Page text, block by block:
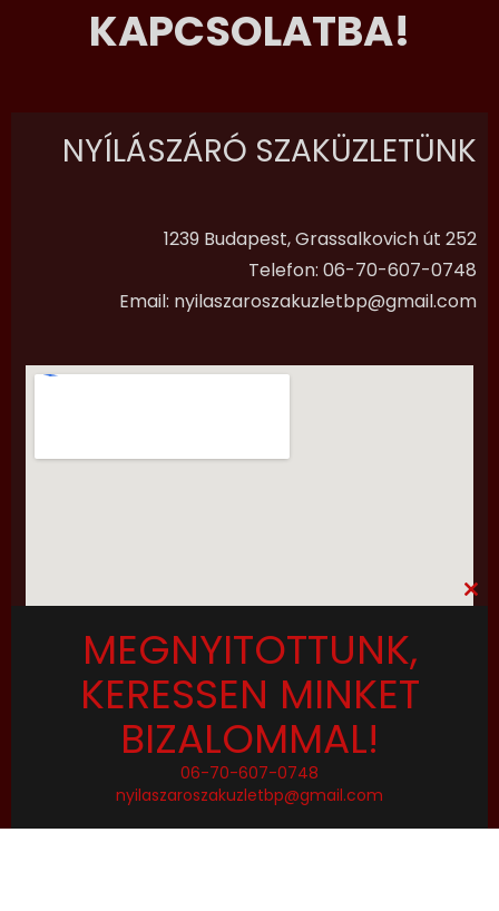
KAPCSOLATBA!
NYÍLÁSZÁRÓ SZAKÜZLETÜNK
1239 Budapest, Grassalkovich út 252
Telefon: 06-70-607-0748
Email: nyilaszaroszakuzletbp@gmail.com
Close
MEGNYITOTTUNK,
KERESSEN MINKET
BIZALOMMAL!
06-70-607-0748
nyilaszaroszakuzletbp@gmail.com